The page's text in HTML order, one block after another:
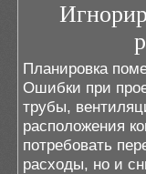
Планировка
Ошибки при
трубы,
расположения
потребовать
расходы, но и